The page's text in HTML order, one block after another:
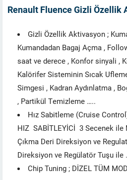
Renault Fluence Gizli Özellik
Gizli Özellik Aktivasyon ;
Kumandadan Bagaj Açma ,
saat ve derece , Konfor sinyali ,
Kalörifer Sisteminin Sıcak
Simgesi , Kadran Aydınlatma ,
, Partikül Temizleme …..
Hız Sabitleme (Cruise
HIZ SABİTLEYİCİ 3 Secenek
Çıkma Deri Direksiyon ve
Direksiyon ve Regülatör Tuşu ile
Chip Tuning ; DİZEL TÜM